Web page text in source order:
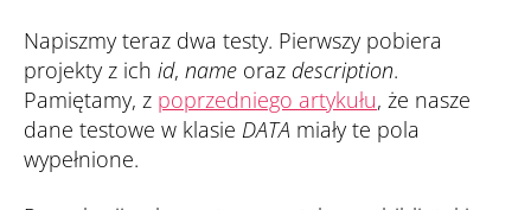
Napiszmy teraz dwa testy. Pierwszy pobiera
projekty z ich id, name oraz description.
Pamiętamy, z poprzedniego artykułu, że nasze
dane testowe w klasie DATA miały te pola
wypełnione.